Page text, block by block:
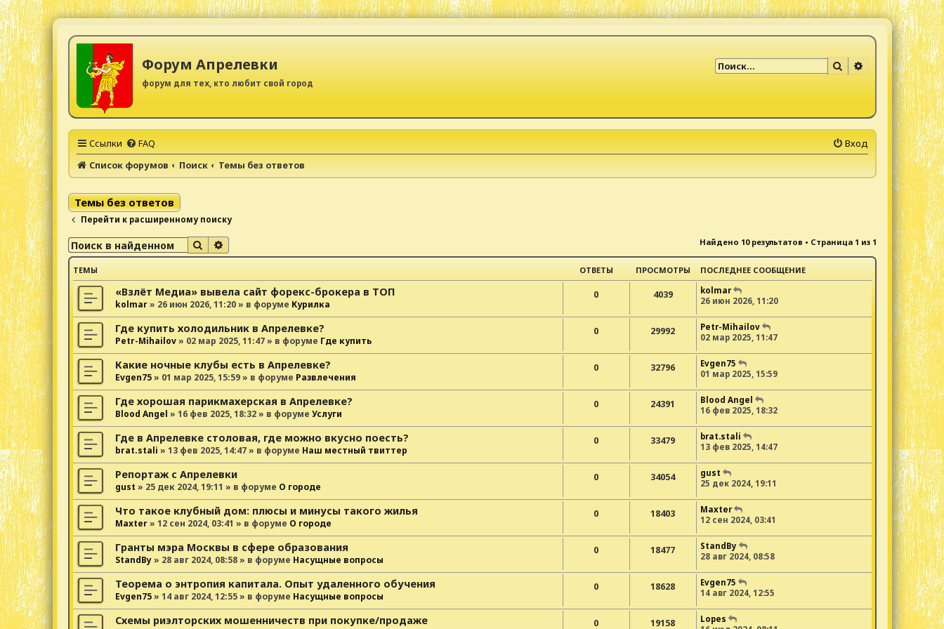
Форум Апрелевки
форум для тех, кто любит свой город
Поиск Расширенный
Ссылки FAQ
Вход
Список форумов
Поиск Темы без ответов
Темы без ответов
Перейти к расширенному поиску
Поиск Найдено 10 результатов • Страница 1 из 1
ТЕМЫ ОТВЕТЫ ПРОСМОТРЫ ПОСЛЕДНЕЕ СООБЩЕНИЕ
«Взлёт Медиа» вывела сайт форекс-брокера в ТОП
kolmar» 26 июн 2026, 11:20» в форуме Курилка
0 4039
kolmar
26 июн 2026, 11:20
Где купить холодильник в Апрелевке?
Petr-Mihailov» 02 мар 2025, 11:47» в форуме Где купить
0 29992
Petr-Mihailov
02 мар 2025, 11:47
Какие ночные клубы есть в Апрелевке?
Evgen75» 01 мар 2025, 15:59» в форуме Развлечения
0 32796
Evgen75
01 мар 2025, 15:59
Где хорошая парикмахерская в Апрелевке?
Blood Angel » 16 фев 2025, 18:32» в форуме Услуги
0 24391
Blood Angel
16 фев 2025, 18:32
Где в Апрелевке столовая, где можно вкусно поесть?
brat.stali » 13 фев 2025, 14:47» в форуме Наш местный твиттер
0 33479
brat.stali
13 фев 2025, 14:47
Репортаж с Апрелевки
gust » 25 дек 2024, 19:11 » в форуме О городе
0 34054
gust
25 дек 2024, 19:11
Что такое клубный дом: плюсы и минусы такого жилья
Maxter» 12 сен 2024, 03:41 » в форуме О городе
0 18403
Maxter
12 сен 2024, 03:41
Гранты мэра Москвы в сфере образования
StandBy» 28 авг 2024, 08:58» в форуме Насущные вопросы
0 18477
StandBy
28 авг 2024, 08:58
Теорема о энтропия капитала. Опыт удаленного обучения
Evgen75» 14 авг 2024, 12:55» в форуме Насущные вопросы
0 18628
Evgen75
14 авг 2024, 12:55
Схемы риэлторских мошенничеств при покупке/продаже 0 19158
Lopes